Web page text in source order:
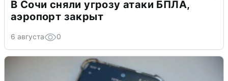
В Сочи сняли угрозу атаки БПЛА,
аэропорт закрыт
6 августа 0